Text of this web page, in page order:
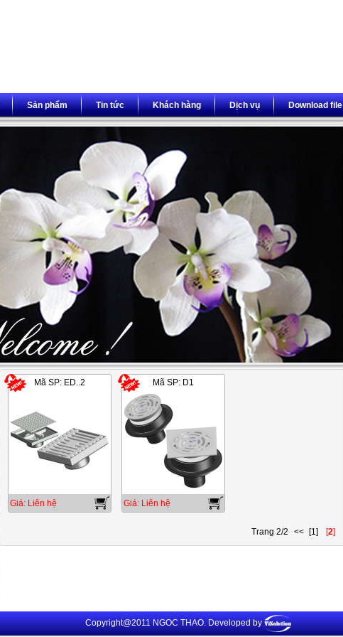
Sản phẩm Tin tức Khách hàng Dịch vụ Download file
Mã SP: ED..2
Giá: Liên hệ
Mã SP: D1
Giá: Liên hệ
Trang 2/2 << [1] [2]
Copyright@2011 NGOC THAO. Developed by